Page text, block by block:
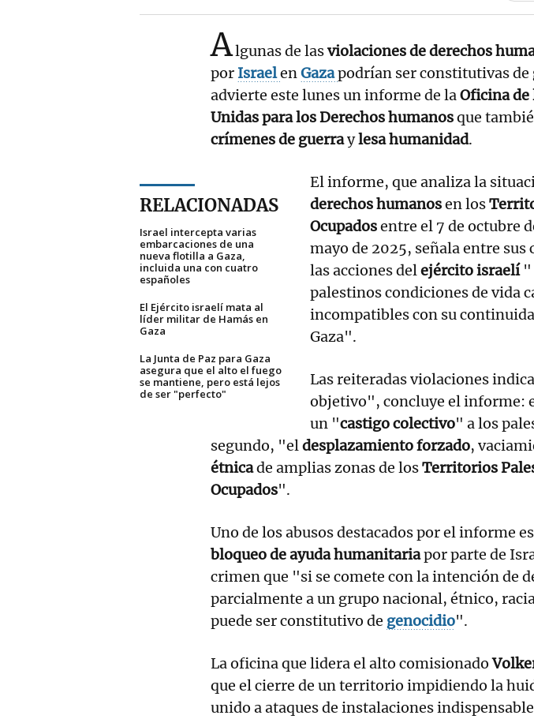
Algunas de lasviolaciones de derechos
por IsraelenGazapodrían ser constitutivas de
advierte este lunes un informe de laOficina de
Unidas para los Derechos humanosque
crímenes de guerraylesa humanidad.
RELACIONADAS
Israel intercepta varias
embarcaciones de una
nueva flotilla a Gaza,
incluida una con cuatro
españoles
El Ejército israelí mata al
líder militar de Hamás en
Gaza
La Junta de Paz para Gaza
asegura que el alto el fuego
se mantiene, pero está lejos
de ser "perfecto"
El informe, que analiza la
derechos humanosen los
Ocupadosentre el 7 de octubre
mayo de 2025, señala entre sus
las acciones delejército israelí"
palestinos condiciones de vida
incompatibles con su
Gaza".
Las reiteradas violaciones
objetivo", concluye el informe:
un "castigo colectivo" a los
segundo, "eldesplazamiento forzado,
étnicade amplias zonas de losTerritorios
Ocupados".
Uno de los abusos destacados por el informe
bloqueo de ayuda humanitariapor parte de
crimen que "si se comete con la intención de
parcialmente a un grupo nacional, étnico,
puede ser constitutivo de genocidio".
La oficina que lidera el alto comisionado
que el cierre de un territorio impidiendo la
unido a ataques de instalaciones